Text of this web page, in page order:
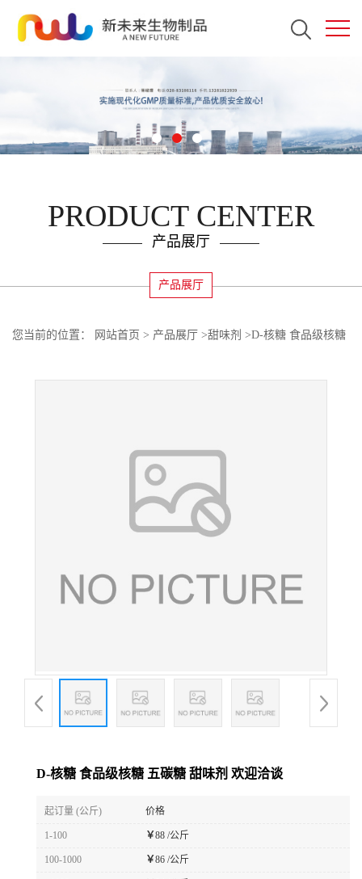
PRODUCT CENTER
产品展厅
产品展厅
您当前的位置： 网站首页 > 产品展厅 >甜味剂 >D-核糖 食品级核糖
D-核糖 食品级核糖 五碳糖 甜味剂 欢迎洽谈
起订量 (公斤) 价格
1-100 ￥88 /公斤
100-1000 ￥86 /公斤